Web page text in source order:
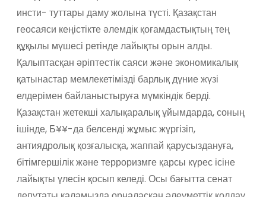
инсти- туттары даму жолына түсті. Қазақстан
геосаяси кеңістікте әлемдік қоғамдастықтың тең
құқылы мүшесі ретінде лайықты орын алды.
Қалыптасқан әріптестік саяси және экономикалық
қатынастар мемлекетімізді барлық дүние жүзі
елдерімен байланыстыруға мүмкіндік берді.
Қазақстан жетекші халықаралық ұйымдарда, соның
ішінде, Б¥¥-да белсенді жұмыс жүргізіп,
антиядролық қозғалысқа, жаппай қарусыздануға,
бітімгершілік және терроризмге қарсы күрес ісіне
лайықты үлесін қосып келеді. Осы бағытта сенат